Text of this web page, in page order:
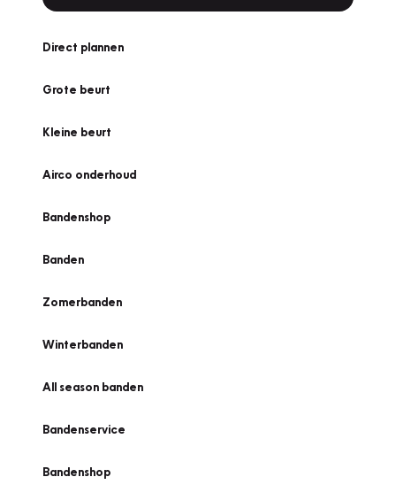
Direct plannen
Grote beurt
Kleine beurt
Airco onderhoud
Bandenshop
Banden
Zomerbanden
Winterbanden
All season banden
Bandenservice
Bandenshop